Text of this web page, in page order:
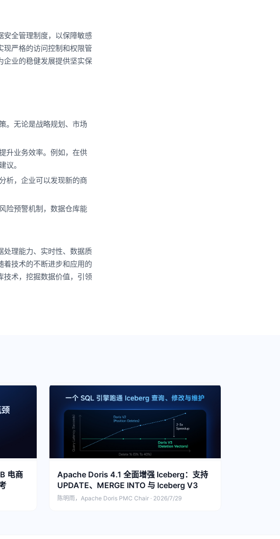
安全管理制度，以保障敏感
现严格的访问控制和权限管
企业的稳健发展提供坚实保
。无论是战略规划、市场
升业务效率。例如，在供
议。
析，企业可以发现新的商
险预警机制，数据仓库能
处理能力、实时性、数据质
技术的不断进步和应用的
技术，挖掘数据价值，引领
电商
Apache Doris 4.1 全面增强 Iceberg：支持
UPDATE、MERGE INTO 与 Iceberg V3
陈明雨，Apache Doris PMC Chair · 2026/7/29